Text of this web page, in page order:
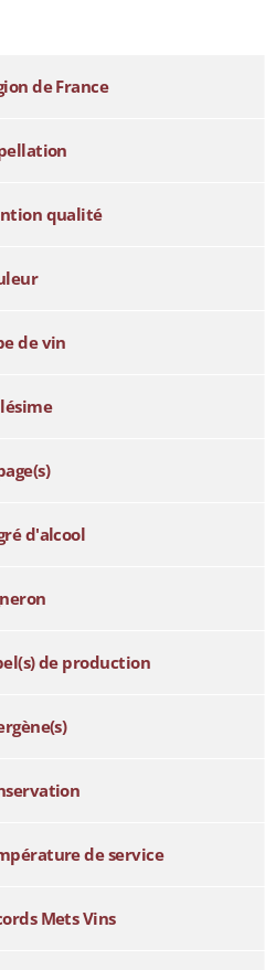
de France
qualité
de vin
d'alcool
de production
de service
Mets Vins